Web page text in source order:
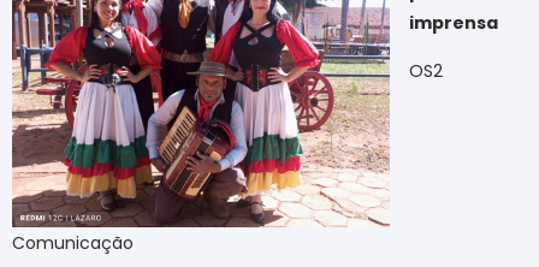
imprensa
OS2
Comunicação